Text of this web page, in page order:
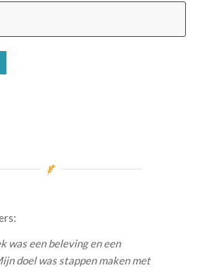
was een beleving en een
doel was stappen maken met